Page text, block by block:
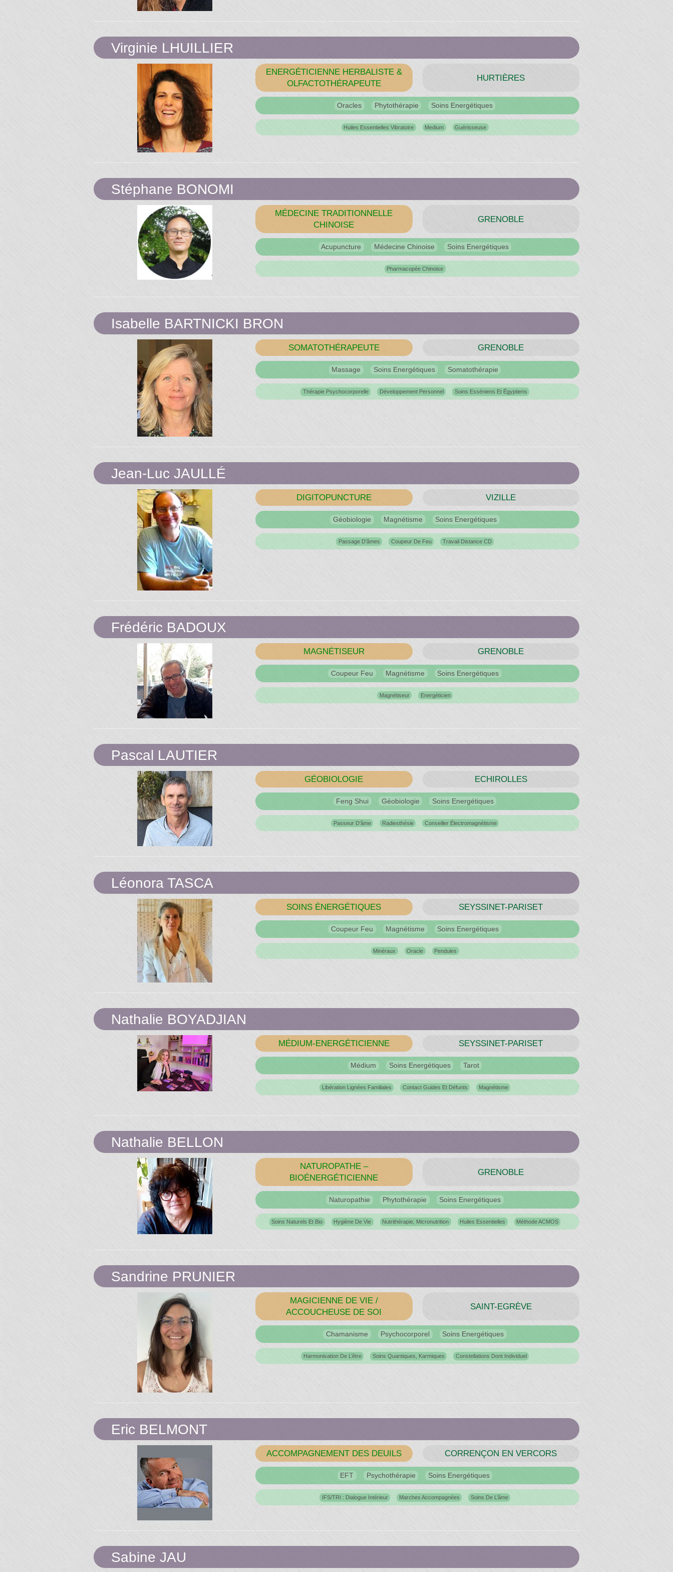
"L'Or du
Temps"
Virginie LHUILLIER
ENERGÉTICIENNE HERBALISTE &
OLFACTOTHÉRAPEUTE
HURTIÈRES
Oracles Phytothérapie Soins Energétiques
Huiles Essentielles Vibratoire Medium Guérisseuse
Stéphane BONOMI
MÉDECINE TRADITIONNELLE
CHINOISE
GRENOBLE
Acupuncture Médecine Chinoise Soins Energétiques
Pharmacopée Chinoise
Isabelle BARTNICKI BRON
SOMATOTHÉRAPEUTE GRENOBLE
Massage Soins Energétiques Somatothérapie
Thérapie Psychocorporelle Développement Personnel Soins Esséniens Et Égyptiens
Jean-Luc JAULLÉ
DIGITOPUNCTURE VIZILLE
Géobiologie Magnétisme Soins Energétiques
Passage D'âmes Coupeur De Feu Travail Distance CD
Frédéric BADOUX
MAGNÉTISEUR GRENOBLE
Coupeur Feu Magnétisme Soins Energétiques
Magnétiseur Energéticien
Pascal LAUTIER
GÉOBIOLOGIE ECHIROLLES
Feng Shui Géobiologie Soins Energétiques
Passeur D'âme Radiesthésie Conseiller Électromagnétisme
Léonora TASCA
SOINS ÉNERGÉTIQUES SEYSSINET-PARISET
Coupeur Feu Magnétisme Soins Energétiques
Minéraux Oracle Pendules
Nathalie BOYADJIAN
MÉDIUM-ENERGÉTICIENNE SEYSSINET-PARISET
Médium Soins Energétiques Tarot
Libération Lignées Familiales Contact Guides Et Défunts Magnétisme
Nathalie BELLON
NATUROPATHE –
BIOÉNERGÉTICIENNE
GRENOBLE
Naturopathie Phytothérapie Soins Energétiques
Soins Naturels Et Bio Hygiène De Vie Nutrithérapie, Micronutrition Huiles Essentielles Méthode ACMOS
Sandrine PRUNIER
MAGICIENNE DE VIE /
ACCOUCHEUSE DE SOI
SAINT-EGRÈVE
Chamanisme Psychocorporel Soins Energétiques
Harmonisation De L’être Soins Quantiques, Karmiques Constellations Dont Individuel
Eric BELMONT
ACCOMPAGNEMENT DES DEUILS CORRENÇON EN VERCORS
EFT Psychothérapie Soins Energétiques
IFS/TRI : Dialogue Intérieur Marches Accompagnées Soins De L’âme
Sabine JAU